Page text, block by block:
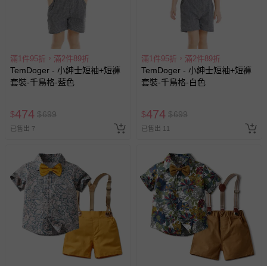
滿1件95折，滿2件89折
TemDoger - 小紳士短袖+短褲
套裝-千鳥格-藍色
$474 $699
已售出 7
滿1件95折，滿2件89折
TemDoger - 小紳士短袖+短褲
套裝-千鳥格-白色
$474 $699
已售出 11